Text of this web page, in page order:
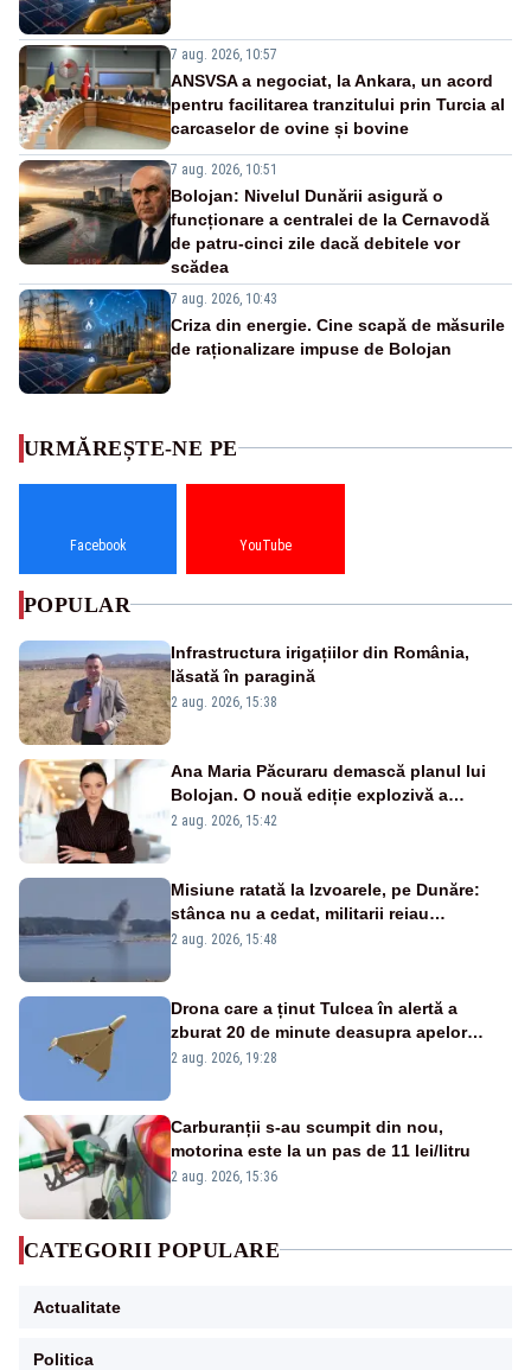
7 aug. 2026, 10:57
ANSVSA a negociat, la Ankara, un acord
pentru facilitarea tranzitului prin Turcia al
carcaselor de ovine și bovine
7 aug. 2026, 10:51
Bolojan: Nivelul Dunării asigură o
funcționare a centralei de la Cernavodă
de patru-cinci zile dacă debitele vor
scădea
7 aug. 2026, 10:43
Criza din energie. Cine scapă de măsurile
de raționalizare impuse de Bolojan
URMĂREȘTE-NE PE
Facebook YouTube
POPULAR
Infrastructura irigațiilor din România,
lăsată în paragină
2 aug. 2026, 15:38
Ana Maria Păcuraru demască planul lui
Bolojan. O nouă ediție explozivă a
emisiunii „Miza Zilei” la Realitatea PLUS
2 aug. 2026, 15:42
Misiune ratată la Izvoarele, pe Dunăre:
stânca nu a cedat, militarii reiau
detonările luni – VIDEO
2 aug. 2026, 15:48
Drona care a ținut Tulcea în alertă a
zburat 20 de minute deasupra apelor
României. Au fost ridicate două F-16
2 aug. 2026, 19:28
Carburanții s-au scumpit din nou,
motorina este la un pas de 11 lei/litru
2 aug. 2026, 15:36
CATEGORII POPULARE
Actualitate
Politica